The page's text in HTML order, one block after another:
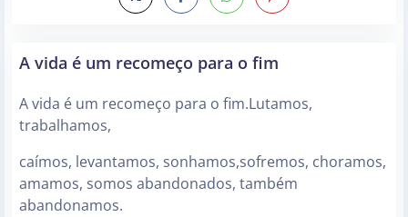
A vida é um recomeço para o fim
A vida é um recomeço para o fim.Lutamos,
trabalhamos,
caímos, levantamos, sonhamos,sofremos, choramos,
amamos, somos abandonados, também
abandonamos.